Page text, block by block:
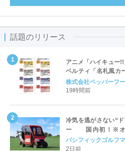
話題のリリース
アニメ「ハイキュー
ベルティ「名札風カ
対応についてのご案内
株式会社ペッパーフ
19時間前
冷気を逃がさない“
ー 国内初！※オ
Cart（エアコンカ
パシフィックゴルフ
2日前